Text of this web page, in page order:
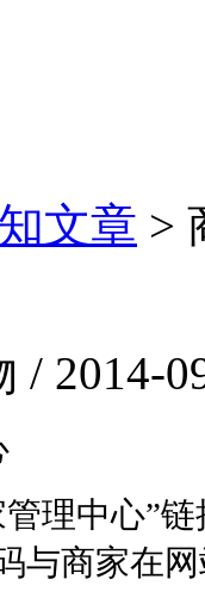
文章 >
/ 2014-
理中心”
与商家在